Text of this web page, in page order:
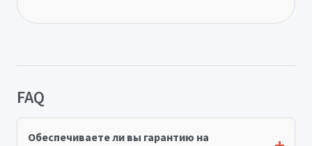
FAQ
Обеспечиваете ли вы гарантию на